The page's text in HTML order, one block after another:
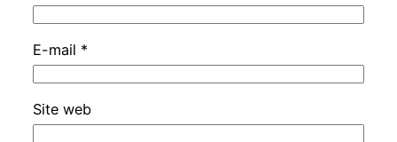
E-mail *
Site web